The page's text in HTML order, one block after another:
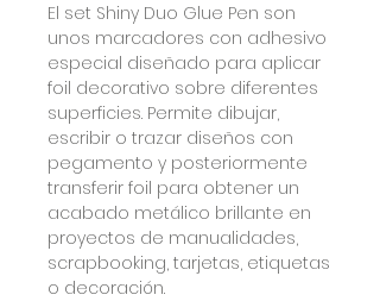
El set Shiny Duo Glue Pen son
unos marcadores con adhesivo
especial diseñado para aplicar
foil decorativo sobre diferentes
superficies. Permite dibujar,
escribir o trazar diseños con
pegamento y posteriormente
transferir foil para obtener un
acabado metálico brillante en
proyectos de manualidades,
scrapbooking, tarjetas, etiquetas
o decoración.